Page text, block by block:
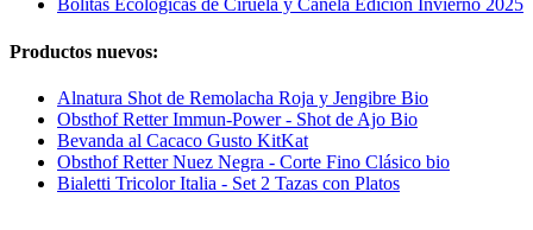
Bolitas Ecológicas de Ciruela y Canela Edición Invierno 2025
Productos nuevos:
Alnatura Shot de Remolacha Roja y Jengibre Bio
Obsthof Retter Immun-Power - Shot de Ajo Bio
Bevanda al Cacaco Gusto KitKat
Obsthof Retter Nuez Negra - Corte Fino Clásico bio
Bialetti Tricolor Italia - Set 2 Tazas con Platos